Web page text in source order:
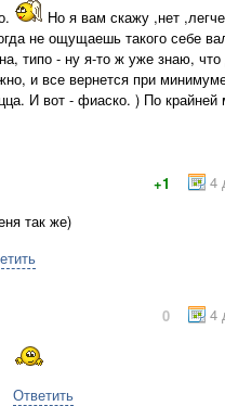
Но я вам скажу ,нет
не ощущаешь такого себе
типо - ну я-то ж уже знаю,
и все вернется при
И вот - фиаско. ) По крайней
4
+1
так же)
4
0
Ответить